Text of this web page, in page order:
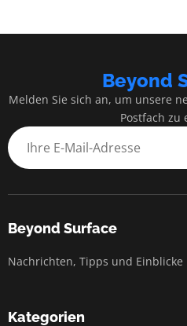
Beyond
Melden Sie sich an, um unsere
Postfach zu
Beyond Surface
Nachrichten, Tipps und Einblicke
Kategorien